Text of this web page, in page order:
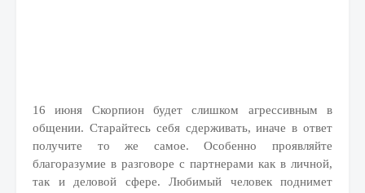
16 июня Скорпион будет слишком агрессивным в
общении. Старайтесь себя сдерживать, иначе в ответ
получите то же самое. Особенно проявляйте
благоразумие в разговоре с партнерами как в личной,
так и деловой сфере. Любимый человек поднимет